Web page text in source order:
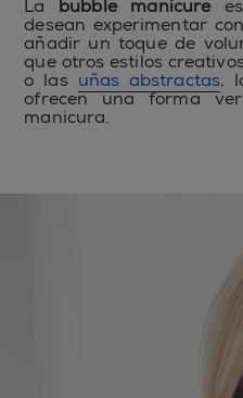
La bubble manicure
desean experimentar
añadir un toque de
que otros estilos
o las uñas abstractas,
ofrecen una forma
manicura.